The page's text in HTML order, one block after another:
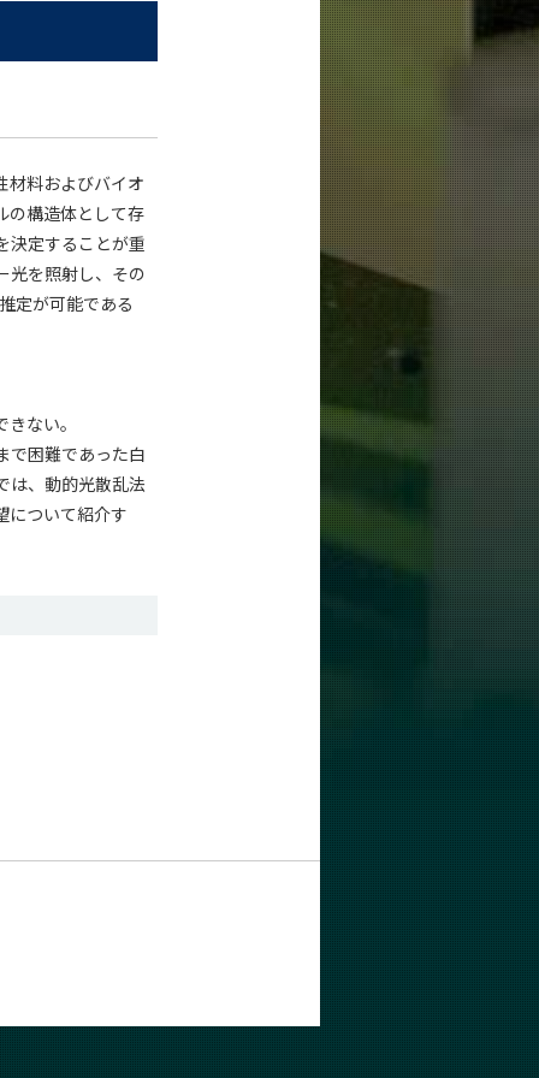
材料およびバイオ
の構造体として存
決定することが重
光を照射し、その
定が可能である
ない。
で困難であった白
は、動的光散乱法
について紹介す